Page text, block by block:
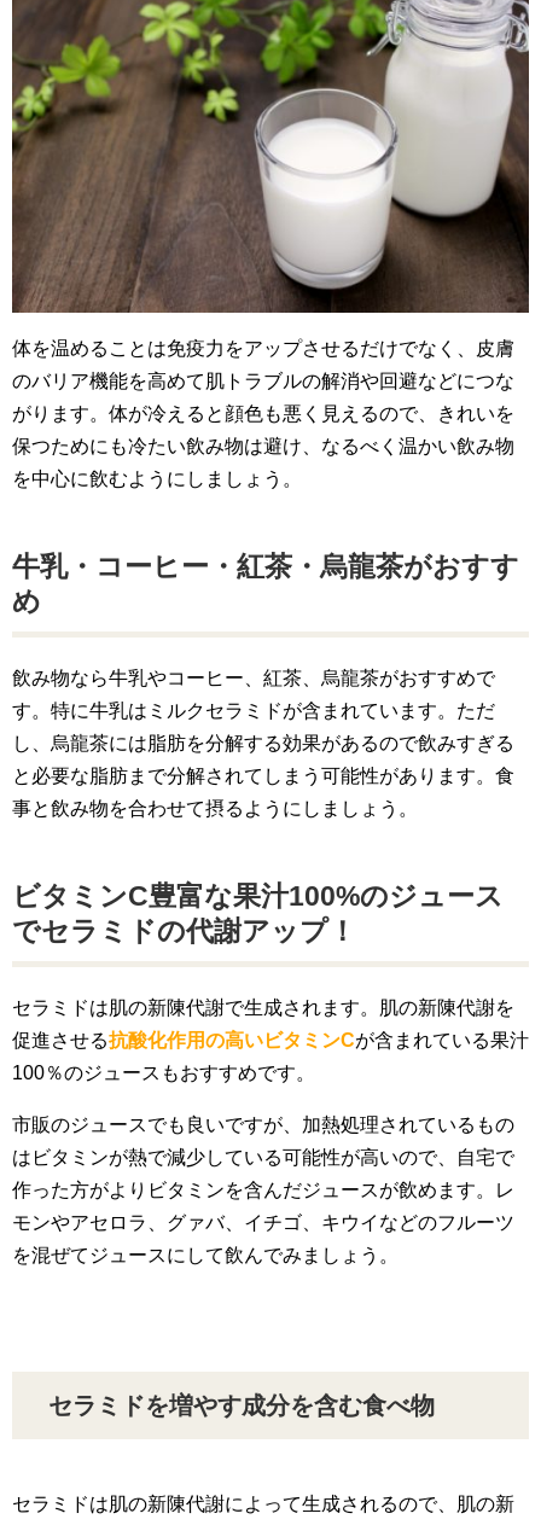
体を温めることは免疫力をアップさせるだけでなく、皮膚
のバリア機能を高めて肌トラブルの解消や回避などにつな
がります。体が冷えると顔色も悪く見えるので、きれいを
保つためにも冷たい飲み物は避け、なるべく温かい飲み物
を中心に飲むようにしましょう。
牛乳・コーヒー・紅茶・烏龍茶がおすす
め
飲み物なら牛乳やコーヒー、紅茶、烏龍茶がおすすめで
す。特に牛乳はミルクセラミドが含まれています。ただ
し、烏龍茶には脂肪を分解する効果があるので飲みすぎる
と必要な脂肪まで分解されてしまう可能性があります。食
事と飲み物を合わせて摂るようにしましょう。
ビタミンC豊富な果汁100%のジュース
でセラミドの代謝アップ！
セラミドは肌の新陳代謝で生成されます。肌の新陳代謝を
促進させる抗酸化作用の高いビタミンCが含まれている果汁
100％のジュースもおすすめです。
市販のジュースでも良いですが、加熱処理されているもの
はビタミンが熱で減少している可能性が高いので、自宅で
作った方がよりビタミンを含んだジュースが飲めます。レ
モンやアセロラ、グァバ、イチゴ、キウイなどのフルーツ
を混ぜてジュースにして飲んでみましょう。
セラミドを増やす成分を含む食べ物
セラミドは肌の新陳代謝によって生成されるので、肌の新